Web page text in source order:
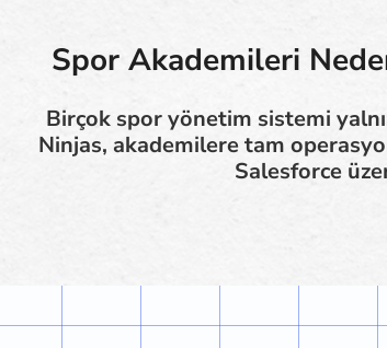
Spor Akademileri
Birçok spor yönetim sistemi
Ninjas, akademilere tam
Salesforce